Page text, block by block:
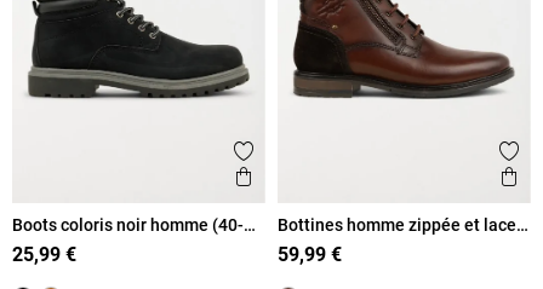
Ajouter aux favoris
Aperçu rapide
Boots coloris noir homme (40-
46)
25,99 €
Bottines homme zippée et lacet
(40-45)
59,99 €